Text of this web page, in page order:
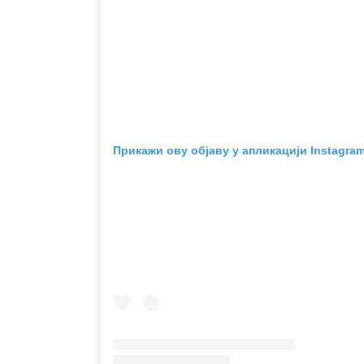
Прикажи ову објаву у апликацији